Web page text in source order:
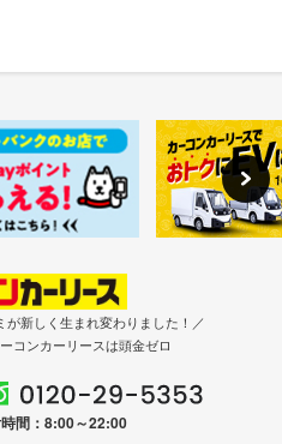
新しく生まれ変わりました！／
コンカーリースは頭金ゼロ
間：8:00～22:00